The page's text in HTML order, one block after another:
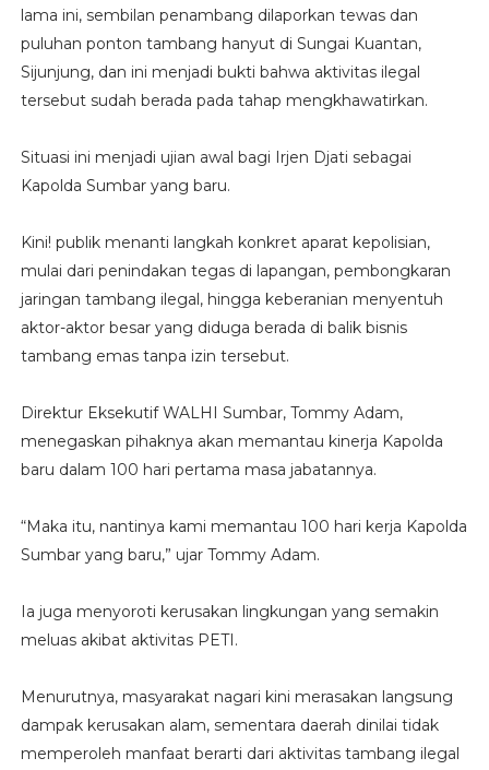
lama ini, sembilan penambang dilaporkan tewas dan
puluhan ponton tambang hanyut di Sungai Kuantan,
Sijunjung, dan ini menjadi bukti bahwa aktivitas ilegal
tersebut sudah berada pada tahap mengkhawatirkan.
Situasi ini menjadi ujian awal bagi Irjen Djati sebagai
Kapolda Sumbar yang baru.
Kini! publik menanti langkah konkret aparat kepolisian,
mulai dari penindakan tegas di lapangan, pembongkaran
jaringan tambang ilegal, hingga keberanian menyentuh
aktor-aktor besar yang diduga berada di balik bisnis
tambang emas tanpa izin tersebut.
Direktur Eksekutif WALHI Sumbar, Tommy Adam,
menegaskan pihaknya akan memantau kinerja Kapolda
baru dalam 100 hari pertama masa jabatannya.
“Maka itu, nantinya kami memantau 100 hari kerja Kapolda
Sumbar yang baru,” ujar Tommy Adam.
Ia juga menyoroti kerusakan lingkungan yang semakin
meluas akibat aktivitas PETI.
Menurutnya, masyarakat nagari kini merasakan langsung
dampak kerusakan alam, sementara daerah dinilai tidak
memperoleh manfaat berarti dari aktivitas tambang ilegal